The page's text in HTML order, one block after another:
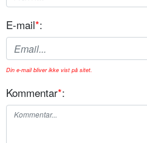
E-mail*:
Din e-mail bliver ikke vist på sitet.
Kommentar*: